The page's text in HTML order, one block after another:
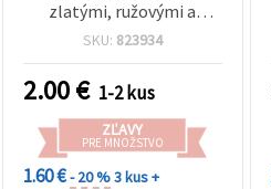
zlatými, ružovými a
červenými kruhovými
scrapbooking a kreatívne
tvorenie, 56×76 cm, HP06
SKU: 823934
2.00€ 1-2 kus
ZĽAVY
PRE MNOŽSTVO
1.60 €- 20 %3 kus +